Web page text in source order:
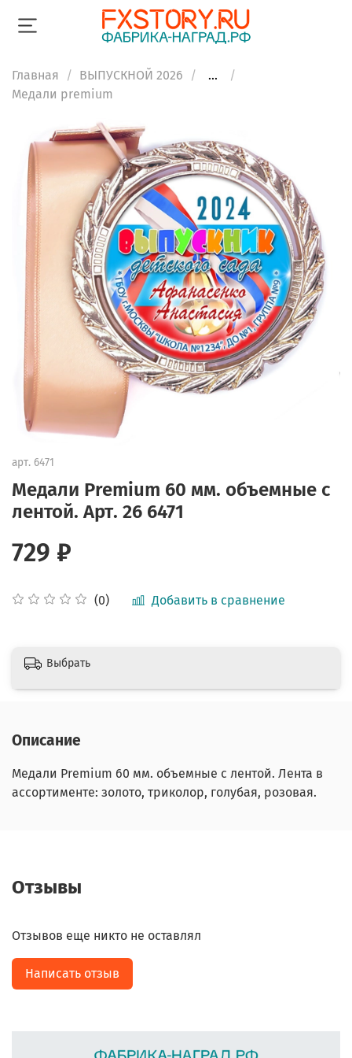
Главная ВЫПУСКНОЙ 2026
...
Медали premium
арт. 6471
Медали Premium 60 мм. объемные с
лентой. Арт. 26 6471
(0) Добавить в сравнение
729 ₽
Выбрать
Описание
Медали Premium 60 мм. объемные с лентой. Лента в
ассортименте: золото, триколор, голубая, розовая.
Отзывы
Отзывов еще никто не оставлял
Написать отзыв